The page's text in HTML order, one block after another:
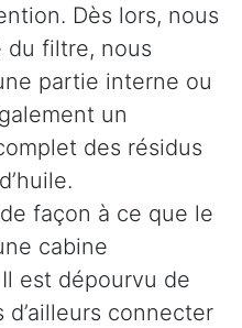
Dès lors, nous
du filtre, nous
partie interne ou
un
des résidus
façon à ce que le
cabine
est dépourvu de
connecter